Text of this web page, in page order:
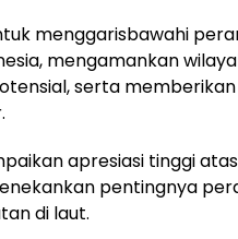
menggarisbawahi
mengamankan
serta memberikan
apresiasi tinggi atas
pentingnya
di laut.